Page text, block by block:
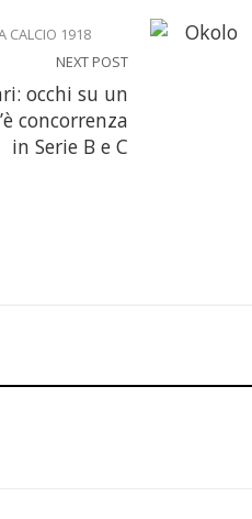
CALCIO 1918
NEXT POST
occhi su un
concorrenza
in Serie B e C